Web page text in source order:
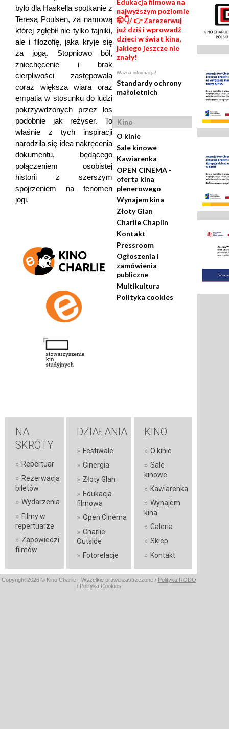
było dla Haskella spotkanie z
Teresą Poulsen, za namową
której zgłębił nie tylko tajniki,
ale i filozofię, jaka kryje się
za jogą. Stopniowo ból,
zniechęcenie i brak
cierpliwości zastępowała
coraz większa wiara oraz
empatia w stosunku do ludzi
pokrzywdzonych przez los
podobnie jak reżyser. To
właśnie z tych inspiracji
narodziła się idea nakręcenia
dokumentu, będącego
połączeniem osobistej
historii z szerszym
spojrzeniem na fenomen
jogi.
najwyższym poziomie
🤭👇/ 👉 Zarezerwuj
już dziś i wprowadź
dzieci w świat kina,
jakiego jeszcze nie
znały!
Ważna informacja!
Standardy ochrony
małoletnich
Kino
O kinie
Sale kinowe
Kawiarenka
OPEN CINEMA -
oferta kina
plenerowego
Wynajem kina
Złoty Glan
Charlie Chaplin
Kontakt
Pressroom
Ogłoszenia i
zamówienia
publiczne
Multikultura
Polityka cookies
NA
SKRÓTY
» Repertuar
» Rezerwacja
biletów
» Wydarzenia
» Filmy w
repertuarze
» Zapowiedzi
filmów
DZIAŁANIA
» Festiwale
» Cinergia
» Złoty Glan
» Edukacja
filmowa
» Open Cinema
» Charlie
Outside
» Fotorelacje
KINO
» O kinie
» Sale
kinowe
» Kawiarenka
» Wynajem
kina
» Galeria
» Sklep
» Kontakt
Copyright 2026 © Kino Charlie - Wszelkie prawa zastrzeżone / Polityka RODO
/ Polityka Cookies